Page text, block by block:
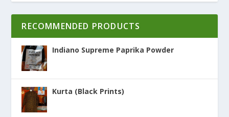
RECOMMENDED PRODUCTS
Indiano Supreme Paprika Powder
Kurta (Black Prints)